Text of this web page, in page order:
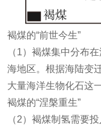
褐煤的“前世今生”
（1）褐煤集中分布
海地区。根据海陆变
大量海洋生物化石这
褐煤的“涅槃重生”
（2）褐煤制氢需要